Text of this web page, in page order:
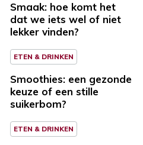
Smaak: hoe komt het
dat we iets wel of niet
lekker vinden?
ETEN & DRINKEN
Smoothies: een gezonde
keuze of een stille
suikerbom?
ETEN & DRINKEN